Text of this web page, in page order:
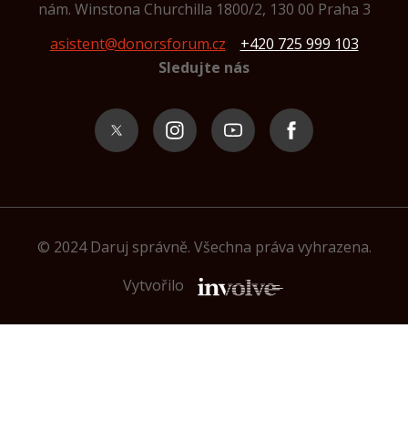
nám. Winstona Churchilla 1800/2, 130 00 Praha 3
asistent@donorsforum.cz
+420 725 999 103
Sledujte nás
© 2024 Daruj správně. Všechna práva vyhrazena.
Vytvořilo